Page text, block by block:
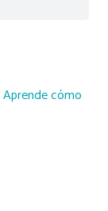
Aprende cómo